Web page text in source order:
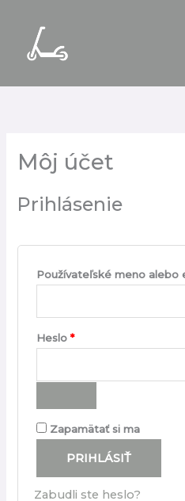
obsah
Môj účet
Prihlásenie
Používateľské meno alebo
Heslo*
Zapamätať si ma
PRIHLÁSIŤ
Zabudli ste heslo?